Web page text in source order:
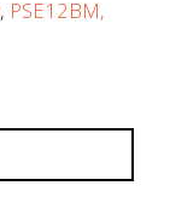
, PSE12BM,